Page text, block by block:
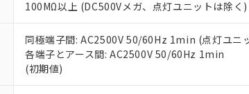
100MΩ以上 (DC500Vメガ、点灯ユニットは除く)
同極端子間: AC2500V 50/60Hz 1min (点灯ユニ
各端子とアース間: AC2500V 50/60Hz 1min
(初期値)
混在することから備考欄に対応日を記載して
既に当社にて対応品への在庫切替を完了し
り割愛しております。